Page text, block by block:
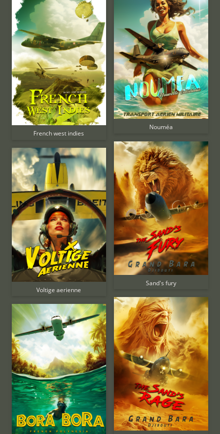
French west indies
Voltige aerienne
Nouméa
Sand's fury